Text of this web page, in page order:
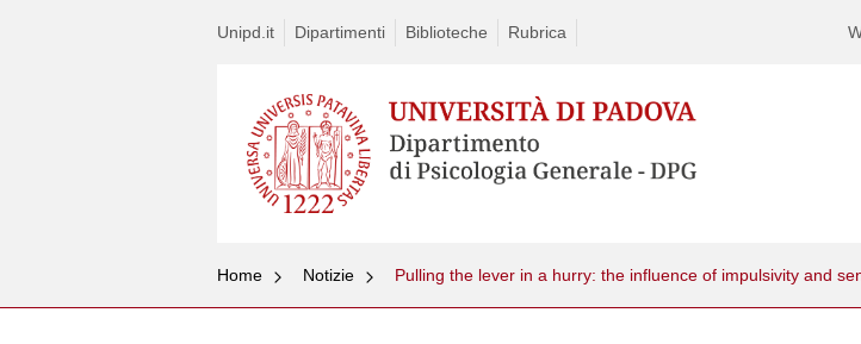
Unipd.it Dipartimenti Biblioteche Rubrica
Home Notizie